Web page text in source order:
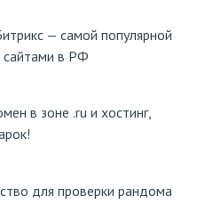
— самой популярной
сайтами в РФ
в зоне .ru и хостинг,
для проверки рандома